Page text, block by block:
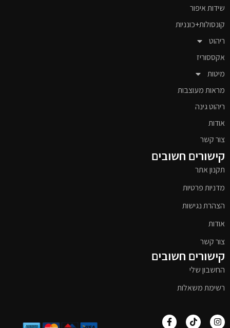
שידות איפור
קונסולות+כונניות
ריהוט
אקססוריז
מיטות
מראות מעוצבות
ריהוט גינה
אודות
צור קשר
קישורים חשובים
תקנון אתר
מדניות פרטיות
הצהרת נגישות
אודות
צור קשר
קישורים חשובים
החשבון שלי
רשימת משאלות